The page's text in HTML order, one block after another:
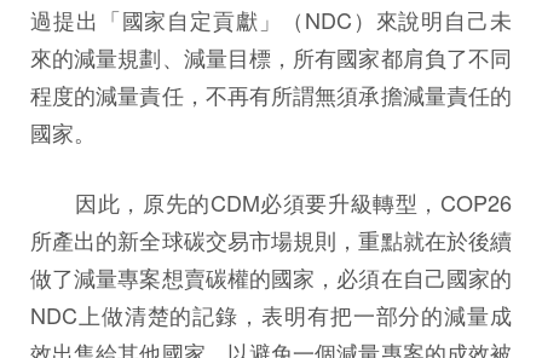
過提出「國家自定貢獻」（NDC）來說明自己未
來的減量規劃、減量目標，所有國家都肩負了不同
程度的減量責任，不再有所謂無須承擔減量責任的
國家。
因此，原先的CDM必須要升級轉型，COP26
所產出的新全球碳交易市場規則，重點就在於後續
做了減量專案想賣碳權的國家，必須在自己國家的
NDC上做清楚的記錄，表明有把一部分的減量成